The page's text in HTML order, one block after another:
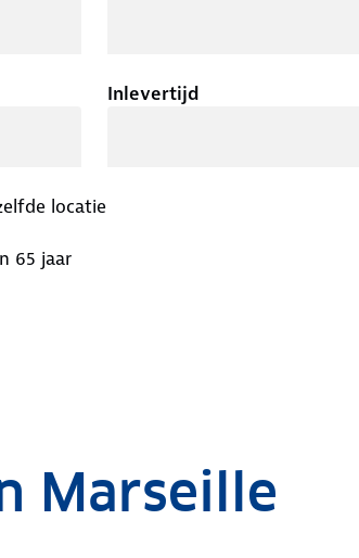
Inlevertijd
locatie
65 jaar
Marseille